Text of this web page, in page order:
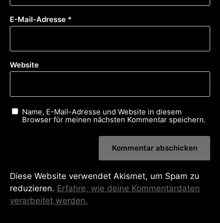
E-Mail-Adresse *
Website
Name, E-Mail-Adresse und Website in diesem
Browser für meinen nächsten Kommentar speichern.
Diese Website verwendet Akismet, um Spam zu
reduzieren. Erfahre, wie deine Kommentardaten
verarbeitet werden.